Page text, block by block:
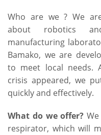
Who are we ? We
about robotics
manufacturing
Bamako, we are
to meet local needs.
crisis appeared, we
quickly and effectively.
What do we offer?
respirator, which will